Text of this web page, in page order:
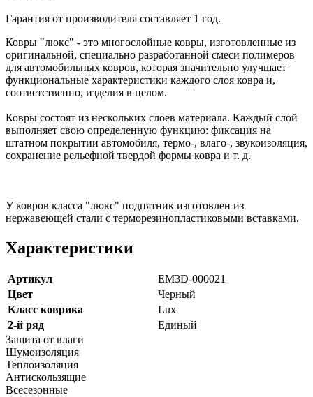
Гарантия от производителя составляет 1 год.
Ковры "люкс" - это многослойные ковры, изготовленные из
оригинальной, специально разработанной смеси полимеров
для автомобильных ковров, которая значительно улучшает
функциональные характеристики каждого слоя ковра и,
соответственно, изделия в целом.
Ковры состоят из нескольких слоев материала. Каждый слой
выполняет свою определенную функцию: фиксация на
штатном покрытии автомобиля, термо-, влаго-, звукоизоляция,
сохранение рельефной твердой формы ковра и т. д.
У ковров класса "люкс" подпятник изготовлен из
нержавеющей стали с терморезинопластиковыми вставками.
Характеристики
Артикул
EM3D-000021
Цвет
Черный
Класс коврика
Lux
2-й ряд
Единый
Защита от влаги
Шумоизоляция
Теплоизоляция
Антискользящие
Всесезонные